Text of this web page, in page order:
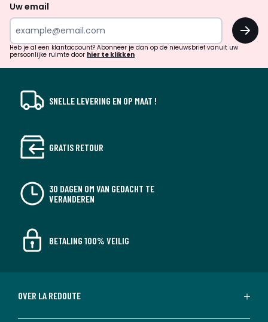
inspiratie
verrassingen?
Uw email
OK
Heb je al een klantaccount? Abonneer je dan op de nieuwsbrief vanuit uw
persoonlijke ruimte door hier te klikken
SNELLE LEVERING EN OP MAAT !
GRATIS RETOUR
30 DAGEN OM VAN GEDACHT TE
VERANDEREN
BETALING 100% VEILIG
OVER LA REDOUTE